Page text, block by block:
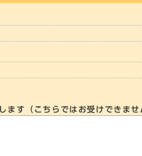
ます（こちらではお受けできま